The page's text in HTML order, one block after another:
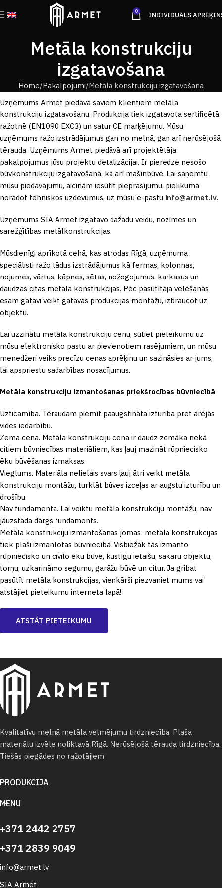
0 INDIVIDUĀLS
Metāla konstrukciju
izgatavošana
Home Pakalpojumi Metāla konstrukciju izgatavošana
Uzņēmums Armet piedāvā saviem klientiem metāla
konstrukciju izgatavošanu. Produkcija tiek izgatavota sertificētā
ražotnē (EN1090 EXC3) un satur CE marķējumu. Mūsu
uzņēmums ražo izstrādājumus gan no melnā, gan arī nerūsējošā
tērauda. Uzņēmums Armet piedāvā arī projektētāja
pakalpojumus jūsu projektu detalizācijai. Ir pieredze nesošo
būvkonstrukciju izgatavošanā, kā arī mašīnbūvē. Lai saņemtu
mūsu piedāvājumu, aicinām iesūtīt pieprasījumu, pielikumā
norādot tehniskos uzdevumus, uz mūsu e-pastu info@armet.lv.
Uzņēmums SIA Armet izgatavo dažādu veidu, nozīmes un
sarežģītības metālkonstrukcijas.
Mūsdienīgi aprīkotā cehā, kas atrodas Rīgā, uzņēmuma
speciālisti ražo tādus izstrādājumus kā fermas, kolonnas,
nojumes, vārtus, kāpnes, sētas, nožogojumus, karkasus un
daudzas citas metāla konstrukcijas. Pēc pasūtītāja vēlēšanās
esam gatavi veikt gatavās produkcijas montāžu, izbraucot uz
objektu.
Lai uzzinātu metāla konstrukciju cenu, sūtiet pieteikumu uz
mūsu elektronisko pastu ar pievienotiem rasējumiem, un mūsu
menedžeri veiks precīzu cenas aprēķinu un sazināsies ar jums,
lai apspriestu sadarbības nosacījumus.
Metāla konstrukciju izmantošanas priekšrocības būvniecībā
Uzticamība. Tēraudam piemīt paaugstināta izturība pret ārējās
vides iedarbību.
Zema cena. Metāla konstrukciju cena ir daudz zemāka nekā
citiem būvniecības materiāliem, kas ļauj mazināt rūpniecisko
ēku būvēšanas izmaksas.
Vieglums. Materiāla nelielais svars ļauj ātri veikt metāla
konstrukciju montāžu, turklāt būves izceļas ar augstu izturību un
drošību.
Nav fundamenta. Lai veiktu metāla konstrukciju montāžu, nav
jāuzstāda dārgs fundaments.
Metāla konstrukciju izmantošanas jomas: metāla konstrukcijas
tiek plaši izmantotas būvniecībā. Visbiežāk tās izmanto
rūpniecisko un civilo ēku būvē, kustīgu ietaišu, sakaru objektu,
torņu, uzkarināmo segumu, garāžu būvē un citur. Ja gribat
pasūtīt metāla konstrukcijas, vienkārši piezvaniet mums vai
atstājiet pieteikumu interneta lapā!
ATSTĀT PIETEIKUMU
Kvalitatīvu melnā metāla velmējumu tirdzniecība. Plaša
materiālu izvēle noliktavā Rīgā. Nerūsējošā tērauda tirdzniecība.
Tiešās piegādes no ražotājiem
PRODUKCIJA
MENU
+371 2442 2757
+371 2839 9049
info@armet.lv
SIA Armet